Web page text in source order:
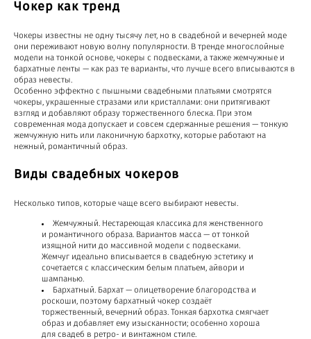
Чокер как тренд
Чокеры известны не одну тысячу лет, но в свадебной и вечерней моде
они переживают новую волну популярности. В тренде многослойные
модели на тонкой основе, чокеры с подвесками, а также жемчужные и
бархатные ленты — как раз те варианты, что лучше всего вписываются в
образ невесты.
Особенно эффектно с пышными свадебными платьями смотрятся
чокеры, украшенные стразами или кристаллами: они притягивают
взгляд и добавляют образу торжественного блеска. При этом
современная мода допускает и совсем сдержанные решения — тонкую
жемчужную нить или лаконичную бархотку, которые работают на
нежный, романтичный образ.
Виды свадебных чокеров
Несколько типов, которые чаще всего выбирают невесты.
Жемчужный. Нестареющая классика для женственного
и романтичного образа. Вариантов масса — от тонкой
изящной нити до массивной модели с подвесками.
Жемчуг идеально вписывается в свадебную эстетику и
сочетается с классическим белым платьем, айвори и
шампанью.
Бархатный. Бархат — олицетворение благородства и
роскоши, поэтому бархатный чокер создаёт
торжественный, вечерний образ. Тонкая бархотка смягчает
образ и добавляет ему изысканности; особенно хороша
для свадеб в ретро- и винтажном стиле.